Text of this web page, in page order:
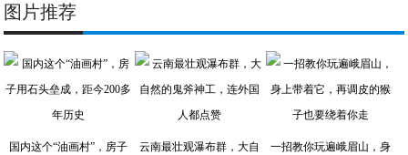
图片推荐
国内这个“油画村”，房子
云南最壮观瀑布群，大自
一招教你玩遍峨眉山，身